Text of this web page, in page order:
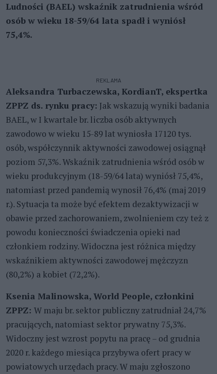
Ludności (BAEL) wskaźnik zatrudnienia wśród
osób w wieku 18-59/64 lata spadł i wyniósł
75,4%.
REKLAMA
Aleksandra Turbaczewska, KordianT, ekspertka
ZPPZ ds. rynku pracy: Jak wskazują wyniki badania
BAEL, w I kwartale br. liczba osób aktywnych
zawodowo w wieku 15-89 lat wyniosła 17120 tys.
osób, współczynnik aktywności zawodowej osiągnął
poziom 57,3%. Wskaźnik zatrudnienia wśród osób w
wieku produkcyjnym (18-59/64 lata) wyniósł 75,4%,
natomiast przed pandemią wynosił 76,4% (maj 2019
r.). Sytuacja ta może być efektem dezaktywizacji w
obawie przed zachorowaniem, zwolnieniem czy też z
powodu konieczności świadczenia opieki nad
członkiem rodziny. Widoczna jest różnica między
wskaźnikiem aktywności zawodowej mężczyzn
(80,2%) a kobiet (72,2%).
Ksenia Malinowska, World People, członkini
ZPPZ: W maju br. sektor publiczny zatrudniał 24,7%
pracujących, natomiast sektor prywatny 75,3%.
Widoczny jest wzrost popytu na pracę – od grudnia
2020 r. każdego miesiąca przybywa ofert pracy w
powiatowych urzędach pracy. W maju zgłoszono